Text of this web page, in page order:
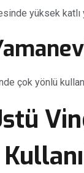
yüksek katlı
çok yönlü